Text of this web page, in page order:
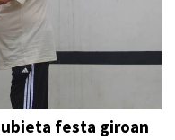
festa giroan